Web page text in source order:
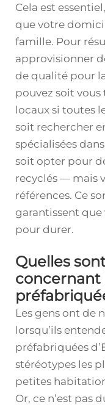
Cela est
que votre
famille. Pour
approvisionner
de qualité pour
pouvez soit vous
locaux si toutes
soit rechercher
spécialisées
soit opter pour
recyclés — mais
références. Ce
garantissent
pour durer.
Quelles
concernant
Les gens ont de
lorsqu’ils
préfabriquées
stéréotypes les
petites
Or, ce n’est pas